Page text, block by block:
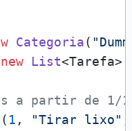
Categoria(
new List<Tarefa>
a partir de 1/
( 1 , "Tirar lixo"